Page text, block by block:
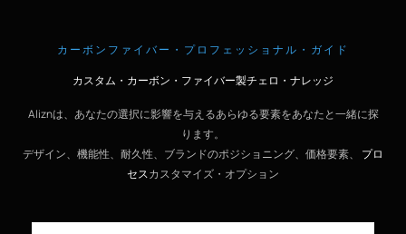
カーボンファイバー・プロフェッショナル・ガイド
カスタム・カーボン・ファイバー製チェロ・ナレッジ
Aliznは、あなたの選択に影響を与えるあらゆる要素をあなたと一緒に探
ります。
デザイン、機能性、耐久性、ブランドのポジショニング、価格要素、 プロ
セスカスタマイズ・オプション